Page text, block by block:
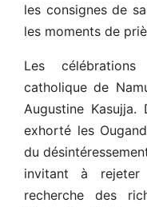
les consignes de
les moments de
Les
catholique de
Augustine
exhorté les
du
invitant à
recherche des